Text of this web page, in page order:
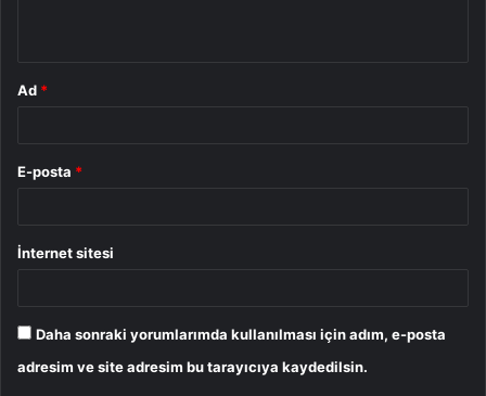
Ad *
E-posta *
İnternet sitesi
Daha sonraki yorumlarımda kullanılması için adım, e-posta
adresim ve site adresim bu tarayıcıya kaydedilsin.